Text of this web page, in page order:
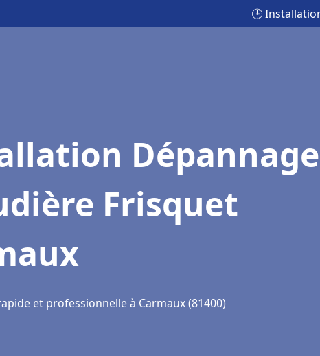
🕒
Dépannage
Frisquet
et professionnelle à Carmaux (81400)